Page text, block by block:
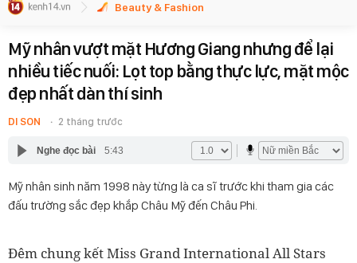
Beauty & Fashion
Mỹ nhân vượt mặt Hương Giang nhưng để lại
nhiều tiếc nuối: Lọt top bằng thực lực, mặt mộc
đẹp nhất dàn thí sinh
DI SON 2 tháng trước
Nghe đọc bài 5:43
Mỹ nhân sinh năm 1998 này từng là ca sĩ trước khi tham gia các
đấu trường sắc đẹp khắp Châu Mỹ đến Châu Phi.
Đêm chung kết Miss Grand International All Stars